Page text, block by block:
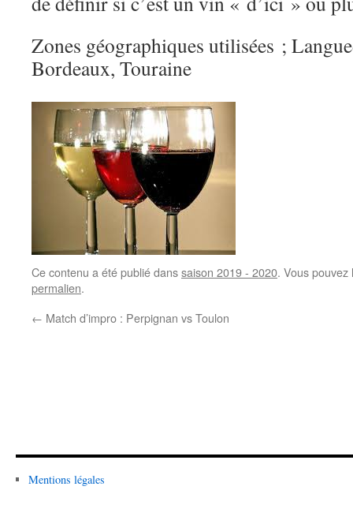
Zones géographiques utilisées ;
Bordeaux, Touraine
Ce contenu a été publié danssaison 2019 - 2020. Vous
permalien.
← Match d’impro : Perpignan vs Toulon
Mentions légales